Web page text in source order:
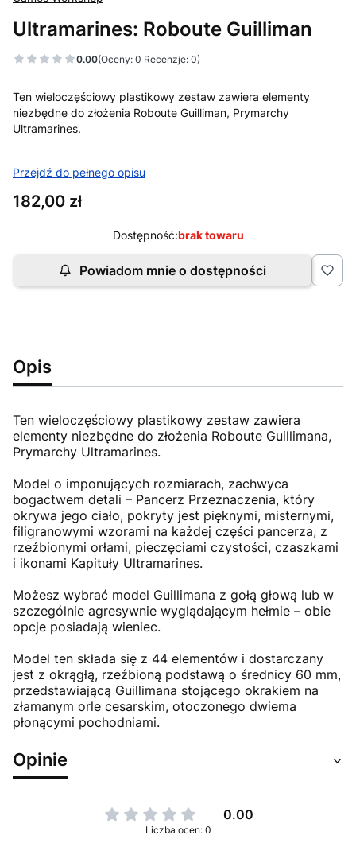
Ultramarines: Roboute Guilliman
0.00(Oceny: 0 Recenzje: 0)
Ten wieloczęściowy plastikowy zestaw zawiera elementy
niezbędne do złożenia Roboute Guilliman, Prymarchy
Ultramarines.
Przejdź do pełnego opisu
Cena
182,00 zł
Dostępność:brak towaru
Powiadom mnie o dostępności
Opis
Ten wieloczęściowy plastikowy zestaw zawiera
elementy niezbędne do złożenia Roboute Guillimana,
Prymarchy Ultramarines.
Model o imponujących rozmiarach, zachwyca
bogactwem detali – Pancerz Przeznaczenia, który
okrywa jego ciało, pokryty jest pięknymi, misternymi,
filigranowymi wzorami na każdej części pancerza, z
rzeźbionymi orłami, pieczęciami czystości, czaszkami
i ikonami Kapituły Ultramarines.
Możesz wybrać model Guillimana z gołą głową lub w
szczególnie agresywnie wyglądającym hełmie – obie
opcje posiadają wieniec.
Model ten składa się z 44 elementów i dostarczany
jest z okrągłą, rzeźbioną podstawą o średnicy 60 mm,
przedstawiającą Guillimana stojącego okrakiem na
złamanym orle cesarskim, otoczonego dwiema
płonącymi pochodniami.
Opinie
0.00
Liczba ocen: 0